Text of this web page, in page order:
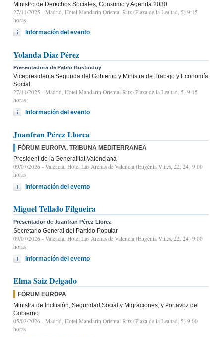
Ministro de Derechos Sociales, Consumo y Agenda 2030
27/11/2025 - Madrid, Hotel Mandarin Oriental Ritz (Plaza de la Lealtad, 5) 9:15
horas
Información del evento
Yolanda Díaz Pérez
Presentadora de Pablo Bustinduy
Vicepresidenta Segunda del Gobierno y Ministra de Trabajo y Economía
Social
27/11/2025 - Madrid, Hotel Mandarin Oriental Ritz (Plaza de la Lealtad, 5) 9:15
horas
Información del evento
Juanfran Pérez Llorca
FÓRUM EUROPA. TRIBUNA MEDITERRANEA
President de la Generalitat Valenciana
09/07/2026 - Valencia, Hotel Las Arenas de Valencia (Eugènia Viñes, 22, 24) 9.00
horas
Información del evento
Miguel Tellado Filgueira
Presentador de Juanfran Pérez Llorca
Secretario General del Partido Popular
09/07/2026 - Valencia, Hotel Las Arenas de Valencia (Eugènia Viñes, 22, 24) 9.00
horas
Información del evento
Elma Saiz Delgado
FÓRUM EUROPA
Ministra de Inclusión, Seguridad Social y Migraciones, y Portavoz del
Gobierno
05/03/2026 - Madrid, Hotel Mandarin Oriental Ritz (Plaza de la Lealtad, 5) 9:00
horas